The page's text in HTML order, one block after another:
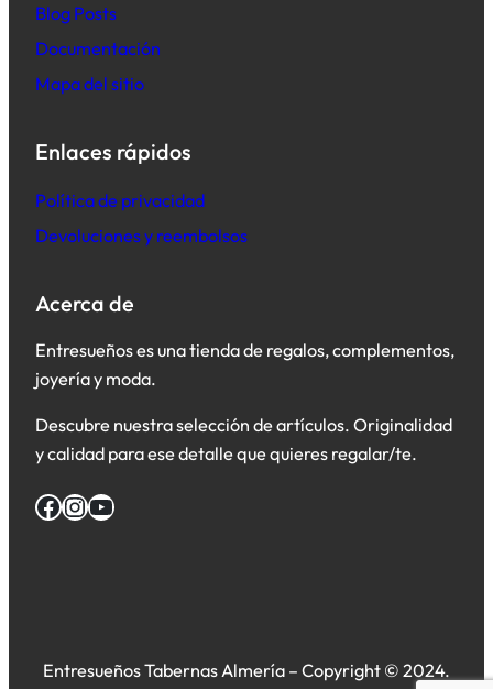
Blog Posts
Documentación
Mapa del sitio
Enlaces rápidos
Política de privacidad
Devoluciones y reembolsos
Acerca de
Entresueños es una tienda de regalos, complementos,
joyería y moda.
Descubre nuestra selección de artículos. Originalidad
y calidad para ese detalle que quieres regalar/te.
Facebook InstagramYouTube
Entresueños Tabernas Almería – Copyright © 2024.